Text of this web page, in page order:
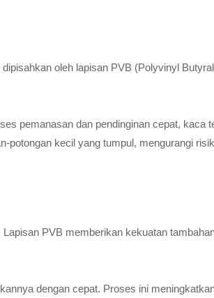
oleh lapisan PVB (Polyvinyl
pemanasan dan pendinginan cepat,
potongan kecil yang tumpul, mengurangi
PVB memberikan kekuatan
dengan cepat. Proses ini